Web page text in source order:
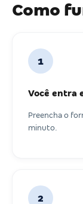
Como
1
Você entra
Preencha o
minuto.
2